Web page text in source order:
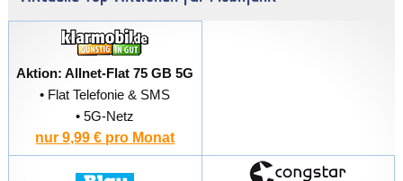
Aktion: Allnet-Flat 75 GB 5G
• Flat Telefonie & SMS
• 5G-Netz
nur 9,99 € pro Monat